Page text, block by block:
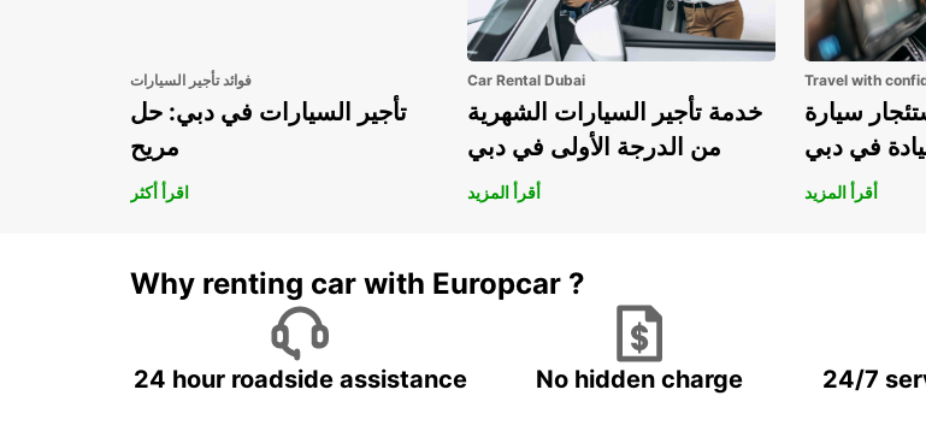
فوائد تأجير السيارات
تأجير السيارات في دبي: حل
مريح
اقرأ أكثر
Car Rental Dubai
خدمة تأجير السيارات الشهرية
من الدرجة الأولى في دبي
أقرأ المزيد
Travel with
سيارة
في دبي
أقرأ المزيد
Why renting car with Europcar ?
24 hour roadside assistance No hidden charge
24/7